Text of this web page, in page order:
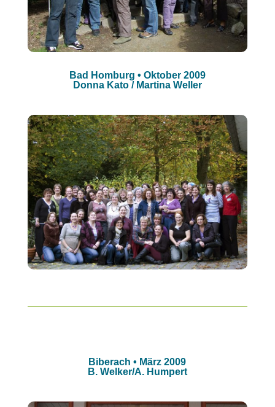
Bad Homburg • Oktober 2009
Donna Kato / Martina Weller
Biberach • März 2009
B. Welker/A. Humpert